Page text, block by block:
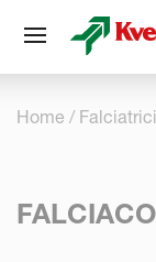
Home Falciatrici
Pannello di